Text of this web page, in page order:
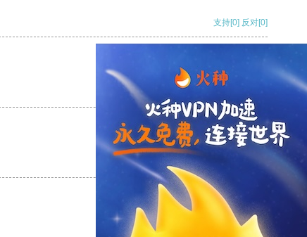
支持[0] 反对[0]
反对
反对[0]